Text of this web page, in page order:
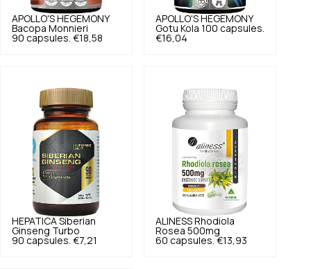
APOLLO'S HEGEMONY
Bacopa Monnieri
90 capsules. €18,58
APOLLO'S HEGEMONY
Gotu Kola 100 capsules.
€16,04
HEPATICA Siberian
Ginseng Turbo
90 capsules. €7,21
ALINESS Rhodiola
Rosea 500mg
60 capsules. €13,93